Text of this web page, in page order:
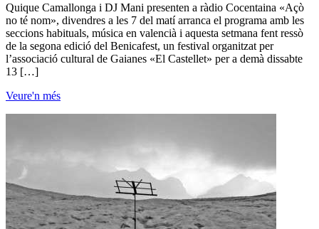
Quique Camallonga i DJ Mani presenten a ràdio Cocentaina «Açò
no té nom», divendres a les 7 del matí arranca el programa amb les
seccions habituals, música en valencià i aquesta setmana fent ressò
de la segona edició del Benicafest, un festival organitzat per
l’associació cultural de Gaianes «El Castellet» per a demà dissabte
13 […]
Veure'n més